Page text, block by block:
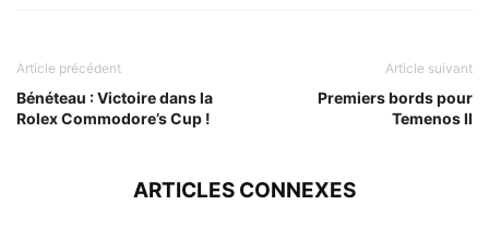
Article précédent
Bénéteau : Victoire dans la
Rolex Commodore’s Cup !
Article suivant
Premiers bords pour
Temenos II
ARTICLES CONNEXES